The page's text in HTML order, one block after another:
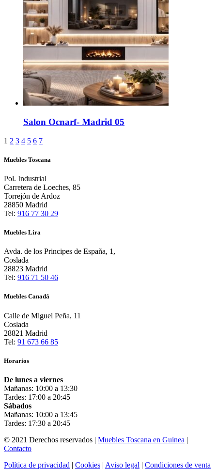
Salon Ocnarf- Madrid 05
1 2 3 4 5 6 7
Muebles Toscana
Pol. Industrial
Carretera de Loeches, 85
Torrejón de Ardoz
28850 Madrid
Tel: 916 77 30 29
Muebles Lira
Avda. de los Principes de España, 1,
Coslada
28823 Madrid
Tel: 916 71 50 46
Muebles Canadá
Calle de Miguel Peña, 11
Coslada
28821 Madrid
Tel: 91 673 66 85
Horarios
De lunes a viernes
Mañanas: 10:00 a 13:30
Tardes: 17:00 a 20:45
Sábados
Mañanas: 10:00 a 13:45
Tardes: 17:30 a 20:45
© 2021 Derechos reservados | Muebles Toscana en Guinea |
Contacto
Política de privacidad | Cookies | Aviso legal | Condiciones de venta